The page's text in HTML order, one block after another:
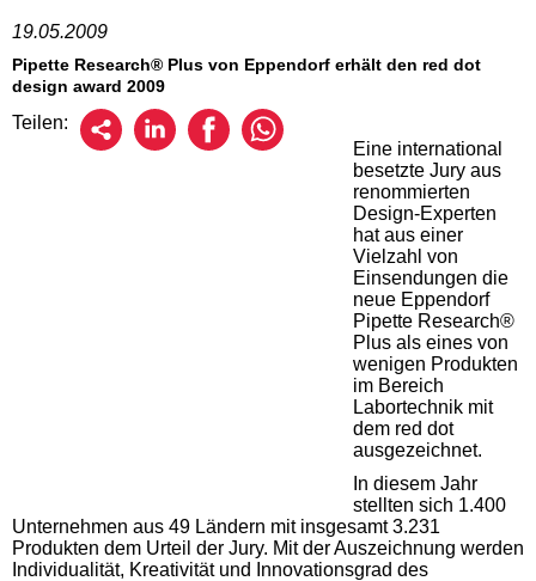
19.05.2009
Pipette Research® Plus von Eppendorf erhält den red dot
design award 2009
Teilen:
Eine international
besetzte Jury aus
renommierten
Design-Experten
hat aus einer
Vielzahl von
Einsendungen die
neue Eppendorf
Pipette Research®
Plus als eines von
wenigen Produkten
im Bereich
Labortechnik mit
dem red dot
ausgezeichnet.
In diesem Jahr
stellten sich 1.400
Unternehmen aus 49 Ländern mit insgesamt 3.231
Produkten dem Urteil der Jury. Mit der Auszeichnung werden
Individualität, Kreativität und Innovationsgrad des